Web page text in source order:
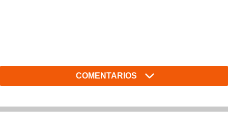
COMENTARIOS